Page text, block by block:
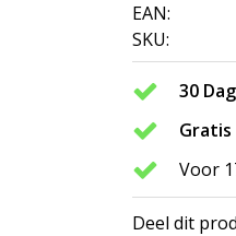
EAN:
SKU:
30
Gratis
Voor
Deel dit